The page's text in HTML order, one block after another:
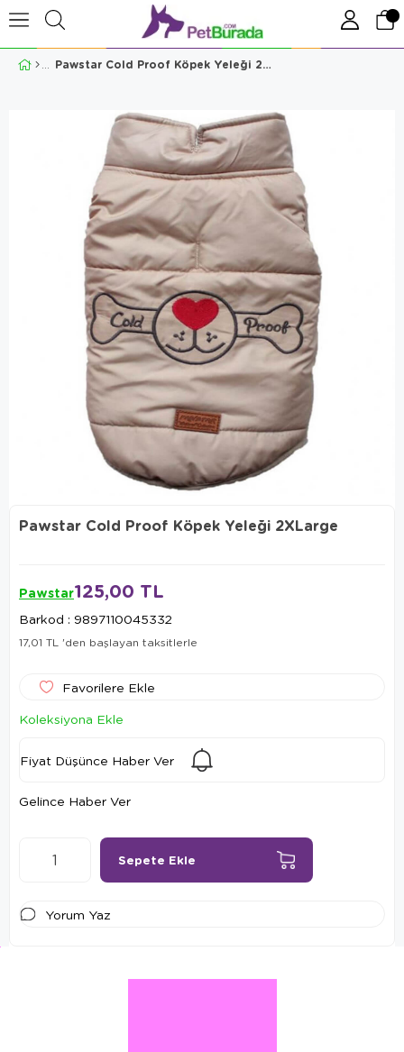
Pawstar Cold Proof Köpek Yeleği 2XLarge
Pawstar Cold Proof Köpek Yeleği 2XLarge
Pawstar125,00 TL
Barkod : 9897110045332
17,01 TL 'den başlayan taksitlerle
Favorilere Ekle
Koleksiyona Ekle
Fiyat Düşünce Haber Ver
Gelince Haber Ver
Yorum Yaz